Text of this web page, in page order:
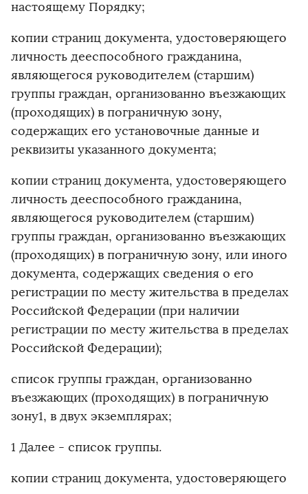
настоящему Порядку;
копии страниц документа, удостоверяющего
личность дееспособного гражданина,
являющегося руководителем (старшим)
группы граждан, организованно въезжающих
(проходящих) в пограничную зону,
содержащих его установочные данные и
реквизиты указанного документа;
копии страниц документа, удостоверяющего
личность дееспособного гражданина,
являющегося руководителем (старшим)
группы граждан, организованно въезжающих
(проходящих) в пограничную зону, или иного
документа, содержащих сведения о его
регистрации по месту жительства в пределах
Российской Федерации (при наличии
регистрации по месту жительства в пределах
Российской Федерации);
список группы граждан, организованно
въезжающих (проходящих) в пограничную
зону1, в двух экземплярах;
1 Далее - список группы.
копии страниц документа, удостоверяющего